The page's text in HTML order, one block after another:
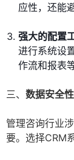
应性，还能
强大的配置
进行系统设
作流和报表
三、 数据安全性
管理咨询行业
要。选择CRM